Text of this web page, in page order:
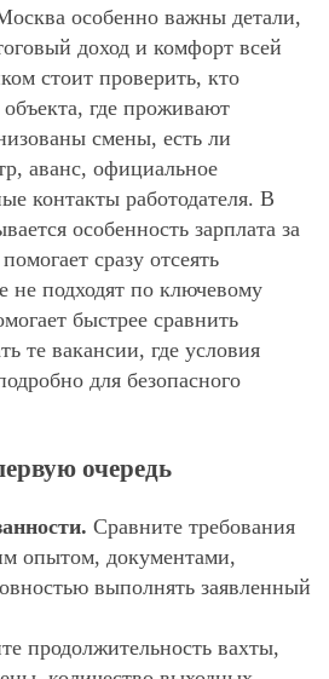
особенно важны детали,
доход и комфорт всей
стоит проверить, кто
где проживают
смены, есть ли
аванс, официальное
контакты работодателя. В
особенность зарплата за
сразу отсеять
не подходят по ключевому
быстрее сравнить
те вакансии, где условия
для безопасного
очередь
Сравните требования
опытом, документами,
выполнять заявленный
продолжительность вахты,